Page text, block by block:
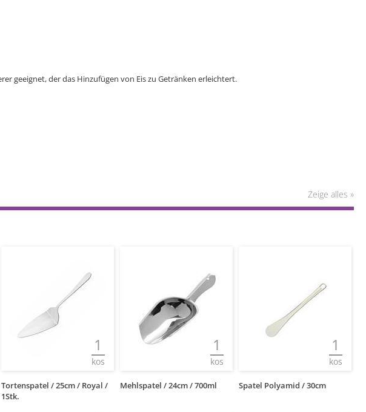
geeignet, der das Hinzufügen von Eis zu Getränken erleichtert.
Zeige alles »
1
kos
Tortenspatel / 25cm / Royal /
1Stk.
1
kos
Mehlspatel / 24cm / 700ml
1
kos
Spatel Polyamid / 30cm